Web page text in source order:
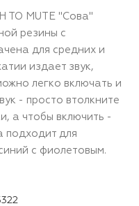
TO MUTE "Сова"
резины с
для средних и
издает звук,
легко включать и
- просто втолкните
а чтобы включить -
подходит для
с фиолетовым.